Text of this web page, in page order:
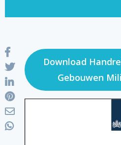
Download
Gebouwen